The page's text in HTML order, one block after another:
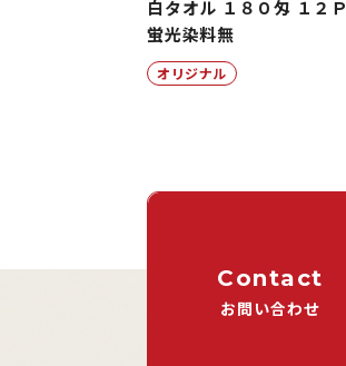
白タオル １８０匁 １２Ｐ
蛍光染料無
オリジナル
Contact
お問い合わせ